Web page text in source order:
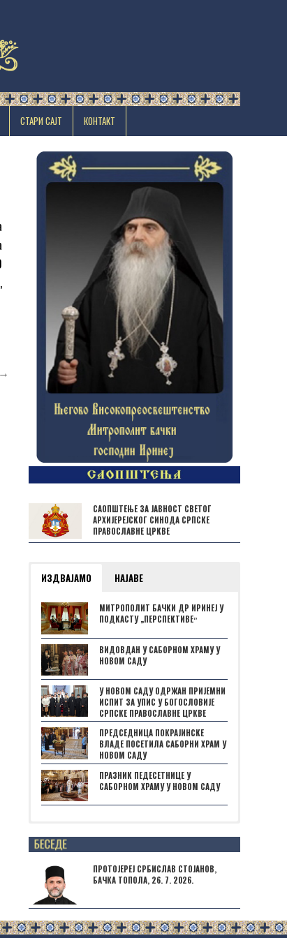
СТАРИ САЈТ КОНТАКТ
САОПШТЕЊЕ ЗА ЈАВНОСТ СВЕТОГ
АРХИЈЕРЕЈСКОГ СИНОДА СРПСКЕ
ПРАВОСЛАВНЕ ЦРКВЕ
ИЗДВАЈАМО НАЈАВЕ
МИТРОПОЛИТ БАЧКИ ДР ИРИНЕЈ У
ПОДКАСТУ „ПЕРСПЕКТИВЕˮ
ВИДОВДАН У САБОРНОМ ХРАМУ У
НОВОМ САДУ
У НОВОМ САДУ ОДРЖАН ПРИЈЕМНИ
ИСПИТ ЗА УПИС У БОГОСЛОВИЈЕ
СРПСКЕ ПРАВОСЛАВНЕ ЦРКВЕ
ПРЕДСЕДНИЦА ПОКРАЈИНСКЕ
ВЛАДЕ ПОСЕТИЛА САБОРНИ ХРАМ У
НОВОМ САДУ
ПРАЗНИК ПЕДЕСЕТНИЦЕ У
САБОРНОМ ХРАМУ У НОВОМ САДУ
Posts not found
ПРОТОЈЕРЕЈ СРБИСЛАВ СТОЈАНОВ,
БАЧКА ТОПОЛА, 26. 7. 2026.